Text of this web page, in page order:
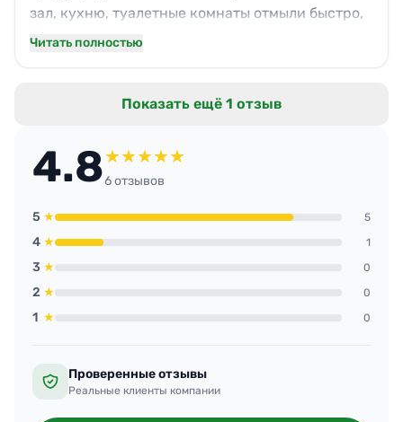
зал, кухню, туалетные комнаты отмыли быстро,
даже стойку бара от налипших пятен.
Но в целом довольна, закажу ещё.
Читать полностью
Показать ещё 1 отзыв
4.8★★★★★
6 отзывов
5 ★ 5
4 ★ 1
3 ★ 0
2 ★ 0
1 ★ 0
Проверенные отзывы
Реальные клиенты компании